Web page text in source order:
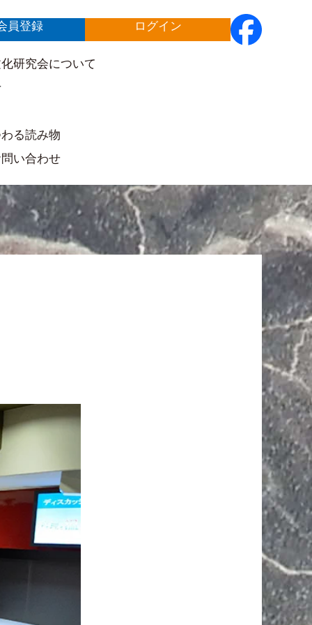
員登録 ログイン
研究会について
る読み物
い合わせ